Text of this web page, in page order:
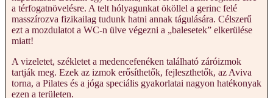
a térfogatnövelésre. A telt hólyagunkat ököllel a gerinc felé
masszírozva fizikailag tudunk hatni annak tágulására. Célszerű
ezt a mozdulatot a WC-n ülve végezni a „balesetek” elkerülése
miatt!
A vizeletet, székletet a medencefenéken található záróizmok
tartják meg. Ezek az izmok erősíthetők, fejleszthetők, az Aviva
torna, a Pilates és a jóga speciális gyakorlatai nagyon hatékonyak
ezen a területen.